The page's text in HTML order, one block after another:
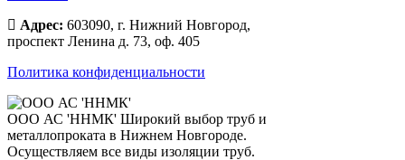
Адрес: 603090, г. Нижний Новгород,
проспект Ленина д. 73, оф. 405
Политика конфиденциальности
ООО АС 'ННМК' Широкий выбор труб и
металлопроката в Нижнем Новгороде.
Осуществляем все виды изоляции труб.